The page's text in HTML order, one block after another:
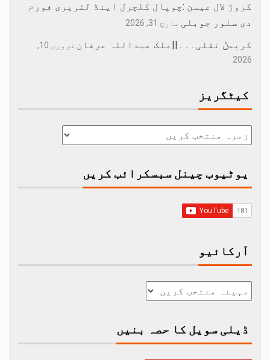
کروڑ لال عیسن :چوپال کلچرل اینڈ لٹریری فورم
دی سلور جوبلی مارچ 31, 2026
کریمݨ نقلی۔۔۔||ملک عبداللہ عرفان
فروری 10,
2026
کیٹگریز
یوٹیوب چینل سبسکرائب کریں
آرکائیو
ڈیلی سویل کا حصہ بنیں